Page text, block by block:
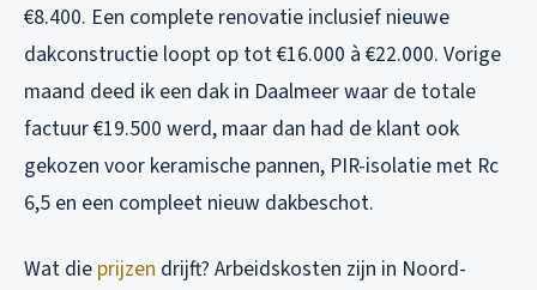
€8.400. Een complete renovatie inclusief nieuwe
dakconstructie loopt op tot €16.000 à €22.000. Vorige
maand deed ik een dak in Daalmeer waar de totale
factuur €19.500 werd, maar dan had de klant ook
gekozen voor keramische pannen, PIR-isolatie met Rc
6,5 en een compleet nieuw dakbeschot.
Wat die prijzen drijft? Arbeidskosten zijn in Noord-